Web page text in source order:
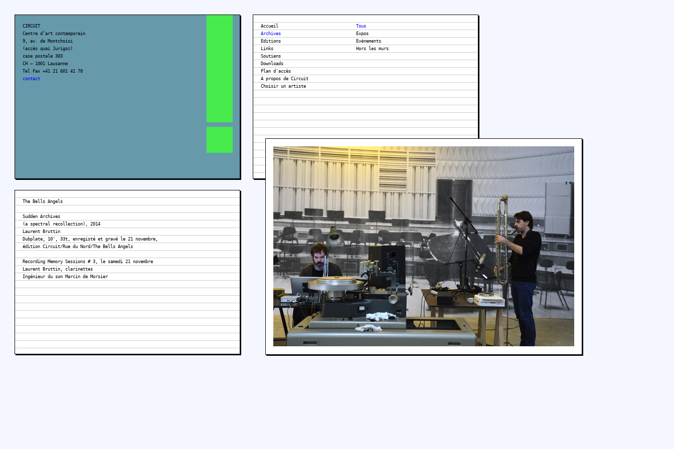
CIRCUIT
Centre d’art contemporain
9, av. de Montchoisi
(accès quai Jurigoz)
case postale 303
CH – 1001 Lausanne
Tel Fax +41 21 601 41 70
contact
Accueil
Archives
Editions
Links
Soutiens
Downloads
Plan d'accès
A propos de Circuit
Tous
Expos
Evénements
Hors les murs
The Bells Angels
Sudden Archives
(a spectral recollection), 2014
Laurent Bruttin
Dubplate, 10″, 33t, enregisté et gravé le 21 novembre,
édition Circuit/Rue du Nord/The Bells Angels
Recording Memory Sessions # 3, le samedi 21 novembre
Laurent Bruttin, clarinettes
Ingénieur du son Marcin de Morsier